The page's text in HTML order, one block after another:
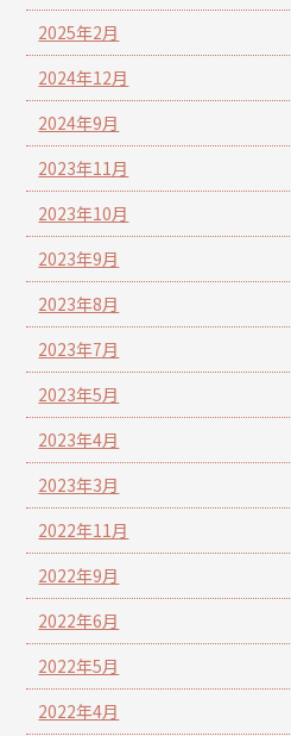
2025年2月
2024年12月
2024年9月
2023年11月
2023年10月
2023年9月
2023年8月
2023年7月
2023年5月
2023年4月
2023年3月
2022年11月
2022年9月
2022年6月
2022年5月
2022年4月